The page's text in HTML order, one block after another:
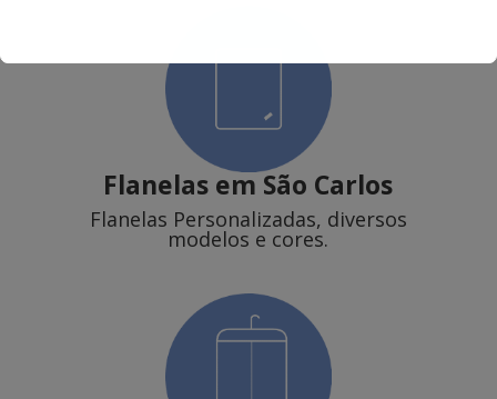
Flanelas em São Carlos
Flanelas Personalizadas, diversos
modelos e cores.